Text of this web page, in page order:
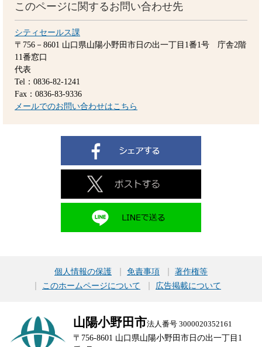
このページに関するお問い合わせ先
シティセールス課
〒756－8601 山口県山陽小野田市日の出一丁目1番1号 庁舎2階
11番窓口
代表
Tel：0836-82-1241
Fax：0836-83-9336
メールでのお問い合わせはこちら
個人情報の保護 免責事項
著作権等
このホームページについて
広告掲載について
山陽小野田市法人番号 3000020352161
〒756-8601 山口県山陽小野田市日の出一丁目1